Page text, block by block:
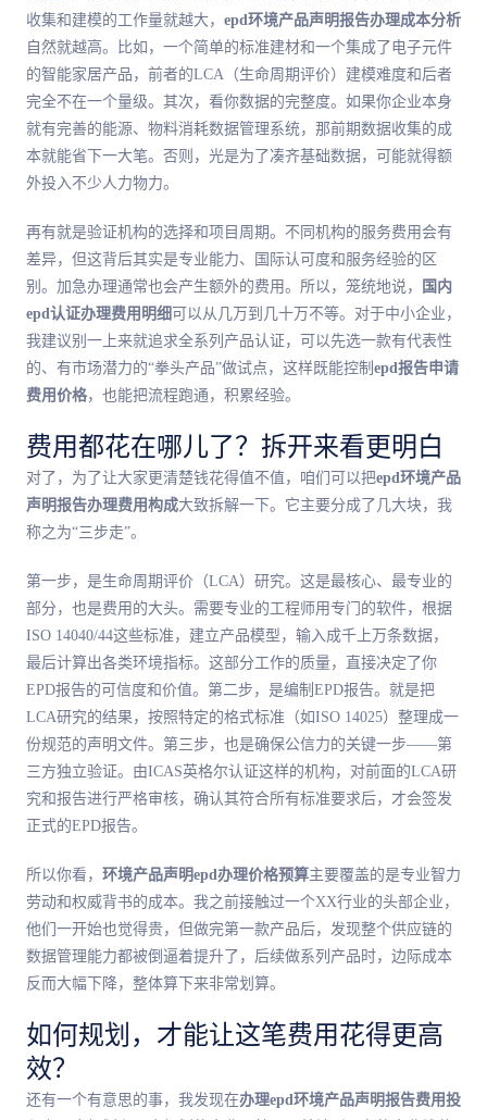
收集和建模的工作量就越大， epd环境产品声明报告办理成本分析
自然就越高。比如，一个简单的标准建材和一个集成了电子元件
的智能家居产品，前者的LCA（生命周期评价）建模难度和后者
完全不在一个量级。其次，看你数据的完整度。如果你企业本身
就有完善的能源、物料消耗数据管理系统，那前期数据收集的成
本就能省下一大笔。否则，光是为了凑齐基础数据，可能就得额
外投入不少人力物力。
再有就是验证机构的选择和项目周期。不同机构的服务费用会有
差异，但这背后其实是专业能力、国际认可度和服务经验的区
别。加急办理通常也会产生额外的费用。所以，笼统地说，
国内
epd认证办理费用明细 可以从几万到几十万不等。对于中小企业，
我建议别一上来就追求全系列产品认证，可以先选一款有代表性
的、有市场潜力的“拳头产品”做试点，这样既能控制 epd报告申请
费用价格，也能把流程跑通，积累经验。
费用都花在哪儿了？拆开来看更明白
对了，为了让大家更清楚钱花得值不值，咱们可以把epd环境产品
声明报告办理费用构成大致拆解一下。它主要分成了几大块，我
称之为“三步走”。
第一步，是生命周期评价（LCA）研究。这是最核心、最专业的
部分，也是费用的大头。需要专业的工程师用专门的软件，根据
ISO 14040/44这些标准，建立产品模型，输入成千上万条数据，
最后计算出各类环境指标。这部分工作的质量，直接决定了你
EPD报告的可信度和价值。第二步，是编制EPD报告。就是把
LCA研究的结果，按照特定的格式标准（如ISO 14025）整理成一
份规范的声明文件。第三步，也是确保公信力的关键一步——第
三方独立验证。由ICAS英格尔认证这样的机构，对前面的LCA研
究和报告进行严格审核，确认其符合所有标准要求后，才会签发
正式的EPD报告。
所以你看， 环境产品声明epd办理价格预算主要覆盖的是专业智力
劳动和权威背书的成本。我之前接触过一个XX行业的头部企业，
他们一开始也觉得贵，但做完第一款产品后，发现整个供应链的
数据管理能力都被倒逼着提升了，后续做系列产品时，边际成本
反而大幅下降，整体算下来非常划算。
如何规划，才能让这笔费用花得更高
效？
还有一个有意思的事，我发现在办理epd环境产品声明报告费用投